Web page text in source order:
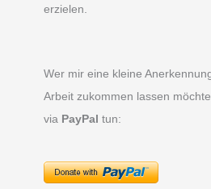
erzielen.
Wer mir eine kleine
Arbeit zukommen lassen
via PayPal tun: